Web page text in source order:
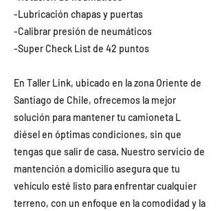
-Lubricación chapas y puertas
-Calibrar presión de neumáticos
-Super Check List de 42 puntos
En Taller Link, ubicado en la zona Oriente de
Santiago de Chile, ofrecemos la mejor
solución para mantener tu camioneta L
diésel en óptimas condiciones, sin que
tengas que salir de casa. Nuestro servicio de
mantención a domicilio asegura que tu
vehículo esté listo para enfrentar cualquier
terreno, con un enfoque en la comodidad y la